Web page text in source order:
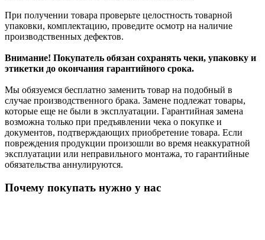
При получении товара проверьте целостность товарной
упаковки, комплектацию, проведите осмотр на наличие
производственных дефектов.
Внимание! Покупатель обязан сохранять чеки, упаковку и
этикетки до окончания гарантийного срока.
Мы обязуемся бесплатно заменить товар на подобный в
случае производственного брака. Замене подлежат товары,
которые еще не были в эксплуатации. Гарантийная замена
возможна только при предъявлении чека о покупке и
документов, подтверждающих приобретение товара. Если
повреждения продукции произошли во время неаккуратной
эксплуатации или неправильного монтажа, то гарантийные
обязательства аннулируются.
Почему покупать нужно у нас